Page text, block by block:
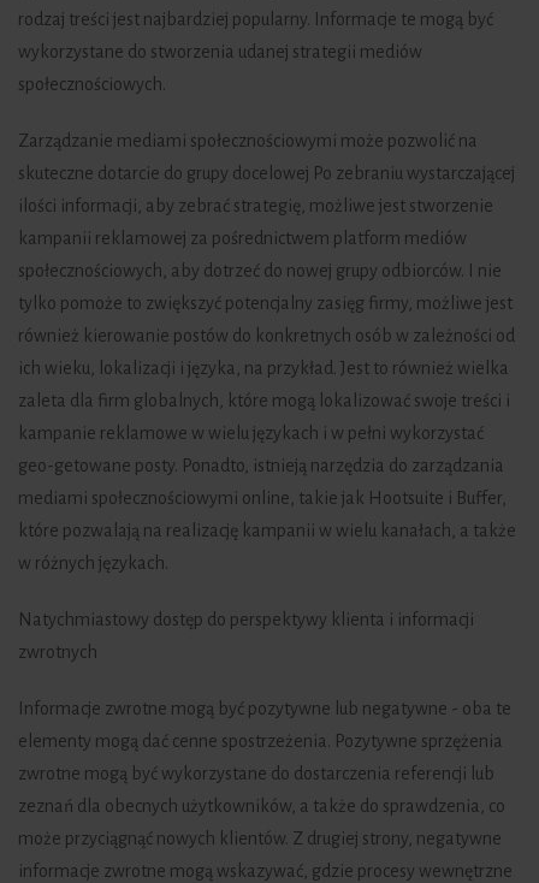
rodzaj treści jest najbardziej popularny. Informacje te mogą być
wykorzystane do stworzenia udanej strategii mediów
społecznościowych.
Zarządzanie mediami społecznościowymi może pozwolić na
skuteczne dotarcie do grupy docelowej Po zebraniu wystarczającej
ilości informacji, aby zebrać strategię, możliwe jest stworzenie
kampanii reklamowej za pośrednictwem platform mediów
społecznościowych, aby dotrzeć do nowej grupy odbiorców. I nie
tylko pomoże to zwiększyć potencjalny zasięg firmy, możliwe jest
również kierowanie postów do konkretnych osób w zależności od
ich wieku, lokalizacji i języka, na przykład. Jest to również wielka
zaleta dla firm globalnych, które mogą lokalizować swoje treści i
kampanie reklamowe w wielu językach i w pełni wykorzystać
geo-getowane posty. Ponadto, istnieją narzędzia do zarządzania
mediami społecznościowymi online, takie jak Hootsuite i Buffer,
które pozwalają na realizację kampanii w wielu kanałach, a także
w różnych językach.
Natychmiastowy dostęp do perspektywy klienta i informacji
zwrotnych
Informacje zwrotne mogą być pozytywne lub negatywne - oba te
elementy mogą dać cenne spostrzeżenia. Pozytywne sprzężenia
zwrotne mogą być wykorzystane do dostarczenia referencji lub
zeznań dla obecnych użytkowników, a także do sprawdzenia, co
może przyciągnąć nowych klientów. Z drugiej strony, negatywne
informacje zwrotne mogą wskazywać, gdzie procesy wewnętrzne